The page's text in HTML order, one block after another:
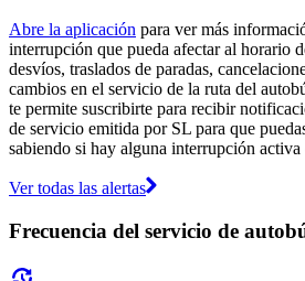
Abre la aplicación para ver más
interrupción que pueda afectar al horario
desvíos, traslados de paradas,
cambios en el servicio de la ruta del
te permite suscribirte para recibir
de servicio emitida por SL para que
sabiendo si hay alguna interrupción activa
Ver todas las alertas
Frecuencia del servicio de